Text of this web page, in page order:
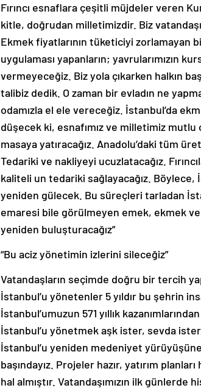
Fırıncı esnaflara çeşitli müjdeler veren
kitle, doğrudan milletimizdir. Biz
Ekmek fiyatlarının tüketiciyi zorlamayan
uygulaması yapanların; yavrularımızın
vermeyeceğiz. Biz yola çıkarken halkın
talibiz dedik. O zaman bir evladın ne
odamızla el ele vereceğiz. İstanbul’da
düşecek ki, esnafımız ve milletimiz
masaya yatıracağız. Anadolu’daki tüm
Tedariki ve nakliyeyi ucuzlatacağız.
kaliteli un tedariki sağlayacağız. Böylece,
yeniden gülecek. Bu süreçleri tarladan
emaresi bile görülmeyen emek, ekmek
yeniden buluşturacağız”
“Bu aciz yönetimin izlerini sileceğiz”
Vatandaşların seçimde doğru bir tercih
İstanbul’u yönetenler 5 yıldır bu şehrin
İstanbul’umuzun 571 yıllık
İstanbul’u yönetmek aşk ister, sevda
İstanbul’u yeniden medeniyet
başındayız. Projeler hazır, yatırım
hal almıştır. Vatandaşımızın ilk